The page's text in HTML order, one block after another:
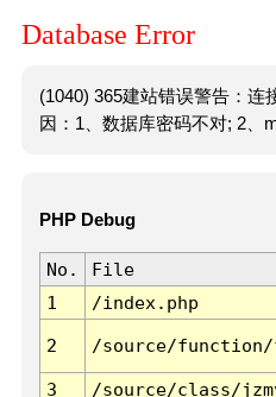
Database Error
(1040) 365建站错误警告：连
因：1、数据库密码不对; 2、
PHP Debug
No. File
1
/index.php
2 /source/function/
3 /source/class/